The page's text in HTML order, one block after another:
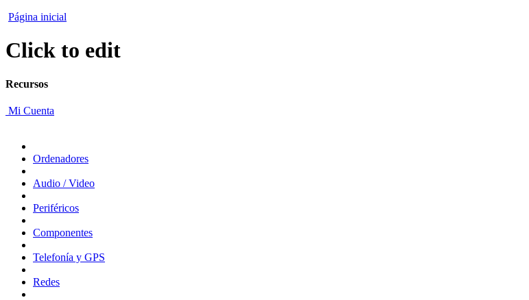
Página inicial
Click to edit
Recursos
Mi Cuenta
Ordenadores
Audio / Video
Periféricos
Componentes
Telefonía y GPS
Redes